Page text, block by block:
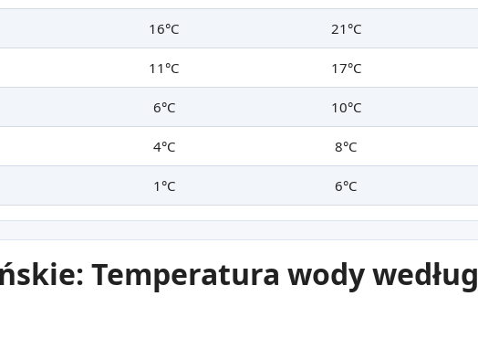
16°C 21°C
11°C 17°C
6°C 10°C
4°C 8°C
1°C 6°C
Temperatura wody według